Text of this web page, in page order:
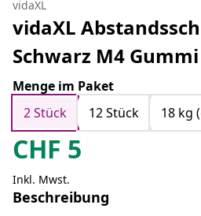
vidaXL
vidaXL
Schwarz M4
Menge im Paket
2 Stück
12 Stück 18 kg
CHF 5
Inkl. Mwst.
Beschreibung